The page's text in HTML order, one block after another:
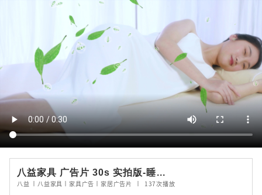
八益家具 广告片 30s 实拍版-睡...
八益 丨八益家具丨家具广告丨家居广告片 137次播放